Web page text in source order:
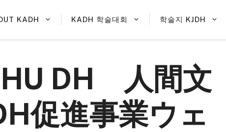
KADH KADH 학술대회 학술지 KJDH
DH 人間文
促進事業ウェ